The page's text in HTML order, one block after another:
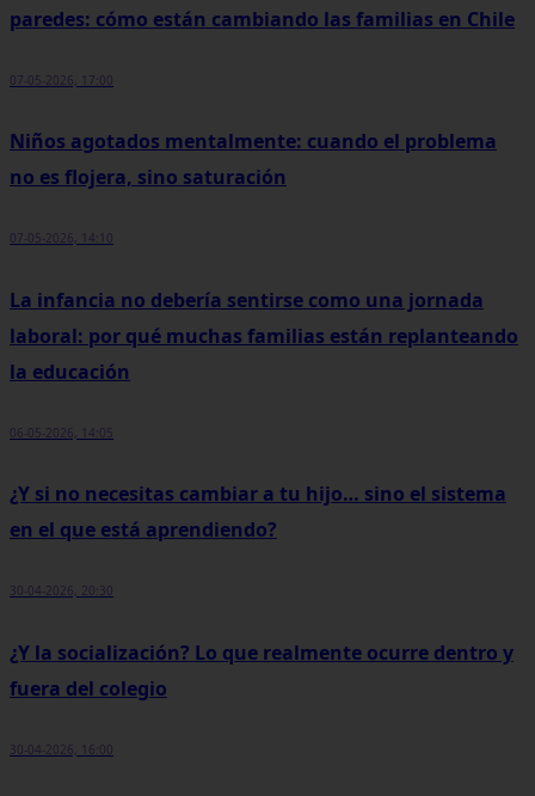
paredes: cómo están cambiando las familias en Chile
07-05-2026, 17:00
Niños agotados mentalmente: cuando el problema
no es flojera, sino saturación
07-05-2026, 14:10
La infancia no debería sentirse como una jornada
laboral: por qué muchas familias están replanteando
la educación
06-05-2026, 14:05
¿Y si no necesitas cambiar a tu hijo… sino el sistema
en el que está aprendiendo?
30-04-2026, 20:30
¿Y la socialización? Lo que realmente ocurre dentro y
fuera del colegio
30-04-2026, 16:00